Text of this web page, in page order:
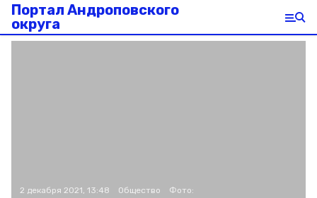
Портал Андроповского
округа
2 декабря 2021, 13:48 Общество Фото: